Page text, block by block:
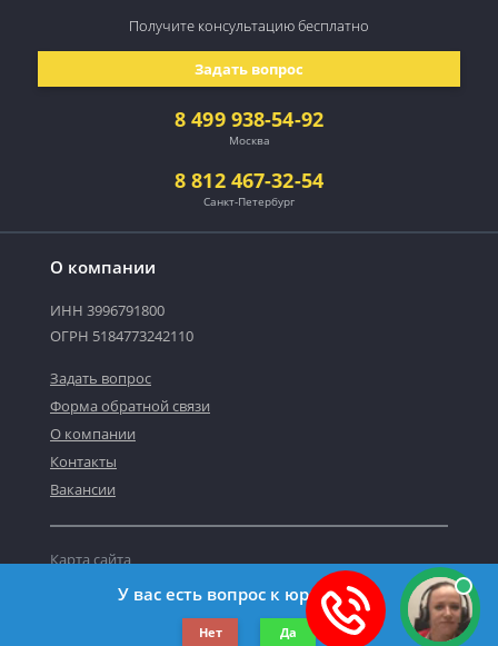
О компании
ИНН 3996791800
ОГРН 5184773242110
Задать вопрос
Форма обратной связи
О компании
Контакты
Вакансии
©2019-2026 Все права защищены.
Карта сайта
Политика персональных данных
8 499 938-54-92
Москва
8 812 467-32-54
Санкт-Петербург
Задать вопрос
Получите консультациюбесплатно
У вас есть вопрос к юристу?
Нет Да